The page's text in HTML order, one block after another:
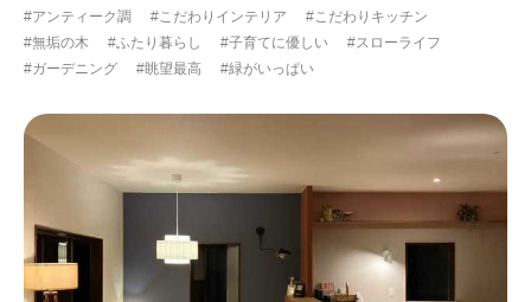
#アンティーク調
#こだわりインテリア
#こだわりキッチン
#無垢の木
#ふたり暮らし #子育てに優しい
#スローライフ
#ガーデニング
#眺望最高 #緑がいっぱい